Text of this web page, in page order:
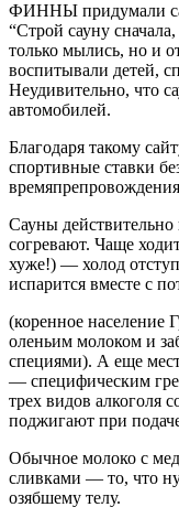
ФИННЫ придумали
“Строй сауну
только мылись, но и
воспитывали детей,
Неудивительно, что
автомобилей.
Благодаря такому
спортивные ставки
Сауны
согревают. Чаще
хуже!) — холод
испарится вместе с
(коренное население
оленьим молоком и
специями). А еще
— специфическим
трех видов алкоголя
поджигают при
Обычное молоко с
сливками — то, что
озябшему телу.